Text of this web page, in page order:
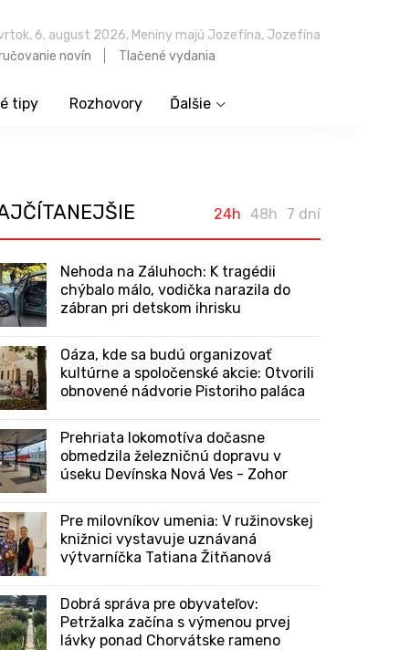
6. august 2026, Meniny majú Jozefína, Jozefína
novín
Tlačené vydania
tipy Rozhovory Ďalšie
24h 48h 7 dní
Nehoda na Záluhoch: K tragédii
chýbalo málo, vodička narazila do
zábran pri detskom ihrisku
Oáza, kde sa budú organizovať
kultúrne a spoločenské akcie: Otvorili
obnovené nádvorie Pistoriho paláca
Prehriata lokomotíva dočasne
obmedzila železničnú dopravu v
úseku Devínska Nová Ves - Zohor
Pre milovníkov umenia: V ružinovskej
knižnici vystavuje uznávaná
výtvarníčka Tatiana Žitňanová
Dobrá správa pre obyvateľov:
Petržalka začína s výmenou prvej
lávky ponad Chorvátske rameno